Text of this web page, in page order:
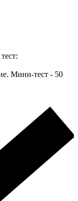
Мини-тест - 50